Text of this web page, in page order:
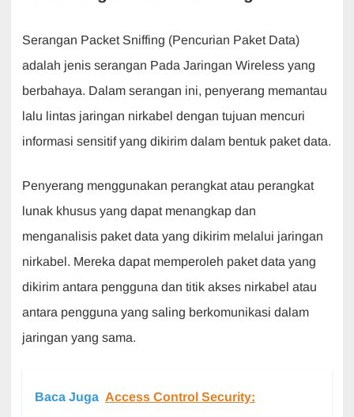
Serangan Packet Sniffing (Pencurian Paket Data)
adalah jenis serangan Pada Jaringan Wireless yang
berbahaya. Dalam serangan ini, penyerang memantau
lalu lintas jaringan nirkabel dengan tujuan mencuri
informasi sensitif yang dikirim dalam bentuk paket data.
Penyerang menggunakan perangkat atau perangkat
lunak khusus yang dapat menangkap dan
menganalisis paket data yang dikirim melalui jaringan
nirkabel. Mereka dapat memperoleh paket data yang
dikirim antara pengguna dan titik akses nirkabel atau
antara pengguna yang saling berkomunikasi dalam
jaringan yang sama.
Baca Juga Access Control Security: